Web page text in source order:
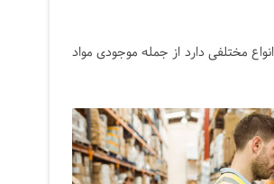
مختلفی دارد از جمله موجودی مواد